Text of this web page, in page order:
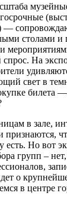
—
столами и
На
свет в
билета
в зале,
есть. Но вот
групп –
о
в центре